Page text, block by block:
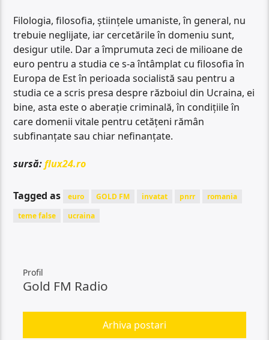
Filologia, filosofia, științele umaniste, în general, nu
trebuie neglijate, iar cercetările în domeniu sunt,
desigur utile. Dar a împrumuta zeci de milioane de
euro pentru a studia ce s-a întâmplat cu filosofia în
Europa de Est în perioada socialistă sau pentru a
studia ce a scris presa despre războiul din Ucraina, ei
bine, asta este o aberație criminală, în condițiile în
care domenii vitale pentru cetățeni rămân
subfinanțate sau chiar nefinanțate.
sursă:flux24.ro
Tagged as euro GOLD FM invatat pnrr
romania
teme false
ucraina
Profil
Gold FM Radio
Arhiva postari